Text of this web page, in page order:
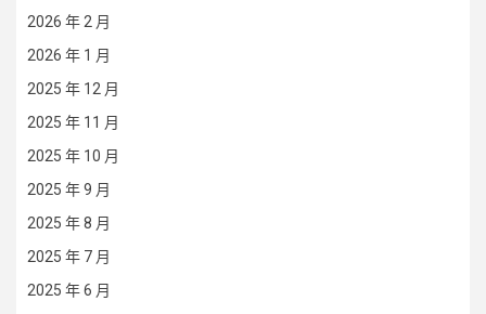
2026 年 2 月
2026 年 1 月
2025 年 12 月
2025 年 11 月
2025 年 10 月
2025 年 9 月
2025 年 8 月
2025 年 7 月
2025 年 6 月